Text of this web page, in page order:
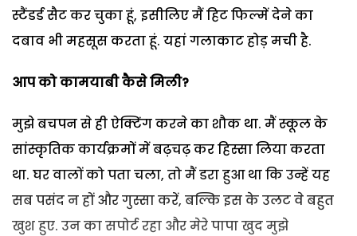
स्टैंडर्ड सैट कर चुका हूं, इसीलिए मैं हिट फिल्में देने का
दबाव भी महसूस करता हूं. यहां गलाकाट होड़ मची है.
आप को कामयाबी कैसे मिली?
मुझे बचपन से ही ऐक्टिंग करने का शौक था. मैं स्कूल के
सांस्कृतिक कार्यक्रमों में बढ़चढ़ कर हिस्सा लिया करता
था. घर वालों को पता चला, तो मैं डरा हुआ था कि उन्हें यह
सब पसंद न हों और गुस्सा करें, बल्कि इस के उलट वे बहुत
खुश हुए. उन का सपोर्ट रहा और मेरे पापा खुद मुझे